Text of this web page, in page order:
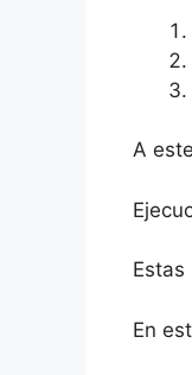
A
En